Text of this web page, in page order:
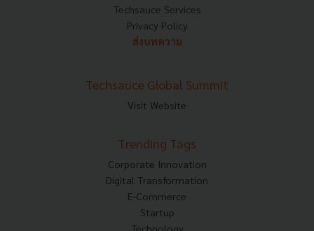
Techsauce Services
Privacy Policy
ส่งบทความ
Techsauce Global Summit
Visit Website
Trending Tags
Corporate Innovation
Digital Transformation
E-Commerce
Startup
Technology